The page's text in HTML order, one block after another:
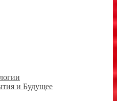
и Будущее